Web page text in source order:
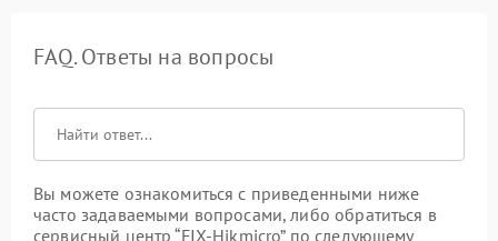
FAQ. Ответы на вопросы
Вы можете ознакомиться с приведенными ниже
часто задаваемыми вопросами, либо обратиться в
сервисный центр “FIX-Hikmicro” по следующему